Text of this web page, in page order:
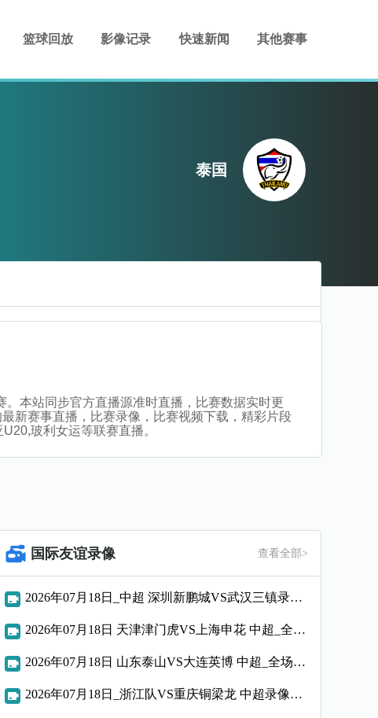
篮球回放 影像记录 快速新闻 其他赛事
泰国
本站同步官方直播源准时直播，比赛数据实时更
新赛事直播，比赛录像，比赛视频下载，精彩片段
玻利女运等联赛直播。
国际友谊录像 查看全部>
2026年07月18日_中超 深圳新鹏城VS武汉三镇录像_高清录像【全场回放】
2026年07月18日 天津津门虎VS上海申花 中超_全场录像【视频集锦】
2026年07月18日 山东泰山VS大连英博 中超_全场录像【全场回放】
2026年07月18日_浙江队VS重庆铜梁龙 中超录像_全场录像【全场回放】